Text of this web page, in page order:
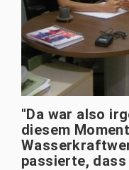
"Da war also
diesem
passierte,